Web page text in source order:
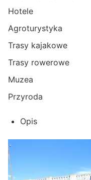
Hotele
Agroturystyka
Trasy kajakowe
Trasy rowerowe
Muzea
Przyroda
Opis